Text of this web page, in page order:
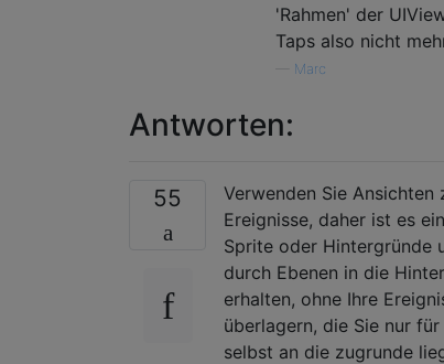
'Rahmen' der
Taps also nicht
Marc
Antworten:
55
Verwenden Sie Ansichten
Ereignisse, daher ist es
Sprite oder Hintergründe
durch Ebenen in die
erhalten, ohne Ihre
überlagern, die Sie nur
selbst an die zugrunde